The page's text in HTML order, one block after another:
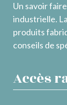
Un savoir
industrielle.
produits
conseils de
Accès